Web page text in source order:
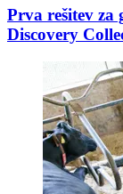
Prva rešitev za
Discovery